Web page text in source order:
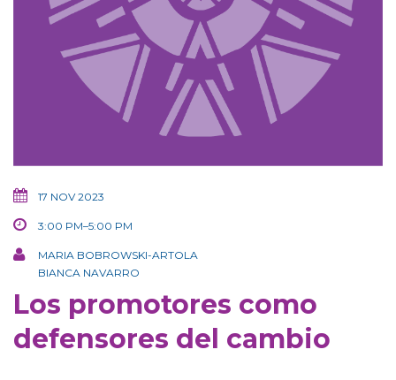
17 NOV 2023
3:00 PM–5:00 PM
MARIA BOBROWSKI-ARTOLA
BIANCA NAVARRO
Los promotores como
defensores del cambio